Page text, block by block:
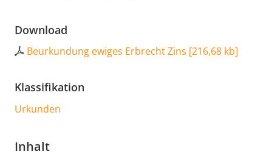
Download
Beurkundung ewiges Erbrecht Zins [216,68 kb]
Klassifikation
Urkunden
Inhalt